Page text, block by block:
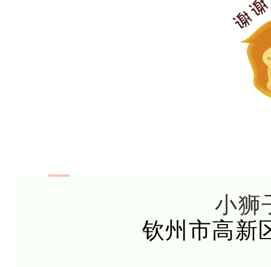
小狮
钦州市高新